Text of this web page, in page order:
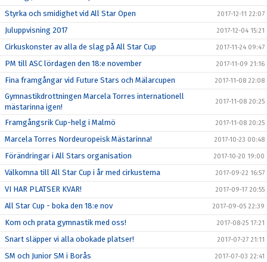
Styrka och smidighet vid All Star Open 2017-12-11 22:07
Juluppvisning 2017 2017-12-04 15:21
Cirkuskonster av alla de slag på All Star Cup 2017-11-24 09:47
PM till ASC lördagen den 18:e november 2017-11-09 21:16
Fina framgångar vid Future Stars och Mälarcupen 2017-11-08 22:08
Gymnastikdrottningen Marcela Torres internationell
mästarinna igen!
2017-11-08 20:25
Framgångsrik Cup-helg i Malmö 2017-11-08 20:25
Marcela Torres Nordeuropeisk Mästarinna! 2017-10-23 00:48
Förändringar i All Stars organisation 2017-10-20 19:00
Välkomna till All Star Cup i år med cirkustema 2017-09-22 16:57
VI HAR PLATSER KVAR! 2017-09-17 20:55
All Star Cup - boka den 18:e nov 2017-09-05 22:39
Kom och prata gymnastik med oss! 2017-08-25 17:21
Snart släpper vi alla obokade platser! 2017-07-27 21:11
SM och Junior SM i Borås 2017-07-03 22:41